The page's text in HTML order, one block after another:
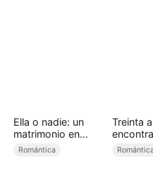
Ella o nadie: un
matrimonio en
peligro (Doblado)
Romántica
Treinta